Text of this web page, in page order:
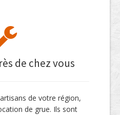
de chez vous
de votre région,
de grue. Ils sont